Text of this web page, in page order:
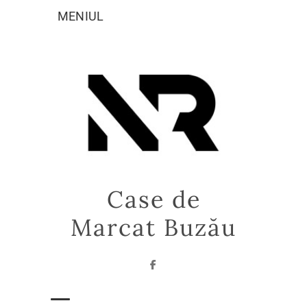
MENIUL
Case de
Marcat Buzău
Facebook